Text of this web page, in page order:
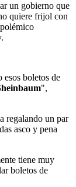
un gobierno que
quiere frijol con
esos boletos de
",
regalando un par
asco y pena
tiene muy
boletos de